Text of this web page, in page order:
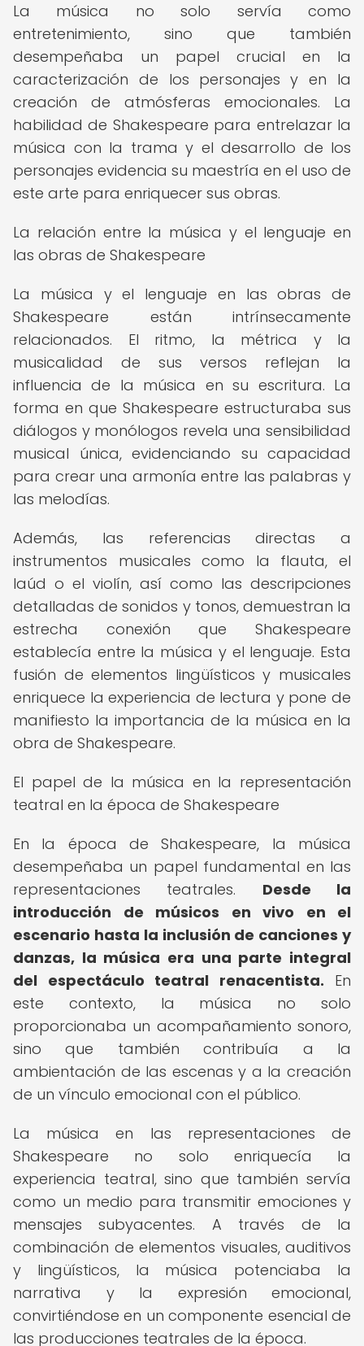
La música no solo servía como
entretenimiento, sino que también
desempeñaba un papel crucial en la
caracterización de los personajes y en la
creación de atmósferas emocionales. La
habilidad de Shakespeare para entrelazar la
música con la trama y el desarrollo de los
personajes evidencia su maestría en el uso de
este arte para enriquecer sus obras.
La relación entre la música y el lenguaje en
las obras de Shakespeare
La música y el lenguaje en las obras de
Shakespeare están intrínsecamente
relacionados. El ritmo, la métrica y la
musicalidad de sus versos reflejan la
influencia de la música en su escritura. La
forma en que Shakespeare estructuraba sus
diálogos y monólogos revela una sensibilidad
musical única, evidenciando su capacidad
para crear una armonía entre las palabras y
las melodías.
Además, las referencias directas a
instrumentos musicales como la flauta, el
laúd o el violín, así como las descripciones
detalladas de sonidos y tonos, demuestran la
estrecha conexión que Shakespeare
establecía entre la música y el lenguaje. Esta
fusión de elementos lingüísticos y musicales
enriquece la experiencia de lectura y pone de
manifiesto la importancia de la música en la
obra de Shakespeare.
El papel de la música en la representación
teatral en la época de Shakespeare
En la época de Shakespeare, la música
desempeñaba un papel fundamental en las
representaciones teatrales. Desde la
introducción de músicos en vivo en el
escenario hasta la inclusión de canciones y
danzas, la música era una parte integral
del espectáculo teatral renacentista. En
este contexto, la música no solo
proporcionaba un acompañamiento sonoro,
sino que también contribuía a la
ambientación de las escenas y a la creación
de un vínculo emocional con el público.
La música en las representaciones de
Shakespeare no solo enriquecía la
experiencia teatral, sino que también servía
como un medio para transmitir emociones y
mensajes subyacentes. A través de la
combinación de elementos visuales, auditivos
y lingüísticos, la música potenciaba la
narrativa y la expresión emocional,
convirtiéndose en un componente esencial de
las producciones teatrales de la época.